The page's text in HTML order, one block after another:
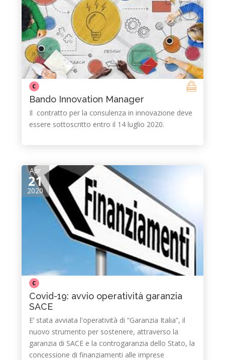
C
Bando Innovation Manager
Il contratto per la consulenza in innovazione deve
essere sottoscritto entro il 14 luglio 2020.
Apr
21
2020
C
Covid-19: avvio operatività garanzia
SACE
E’ stata avviata l'operatività di “Garanzia Italia”, il
nuovo strumento per sostenere, attraverso la
garanzia di SACE e la controgaranzia dello Stato, la
concessione di finanziamenti alle imprese